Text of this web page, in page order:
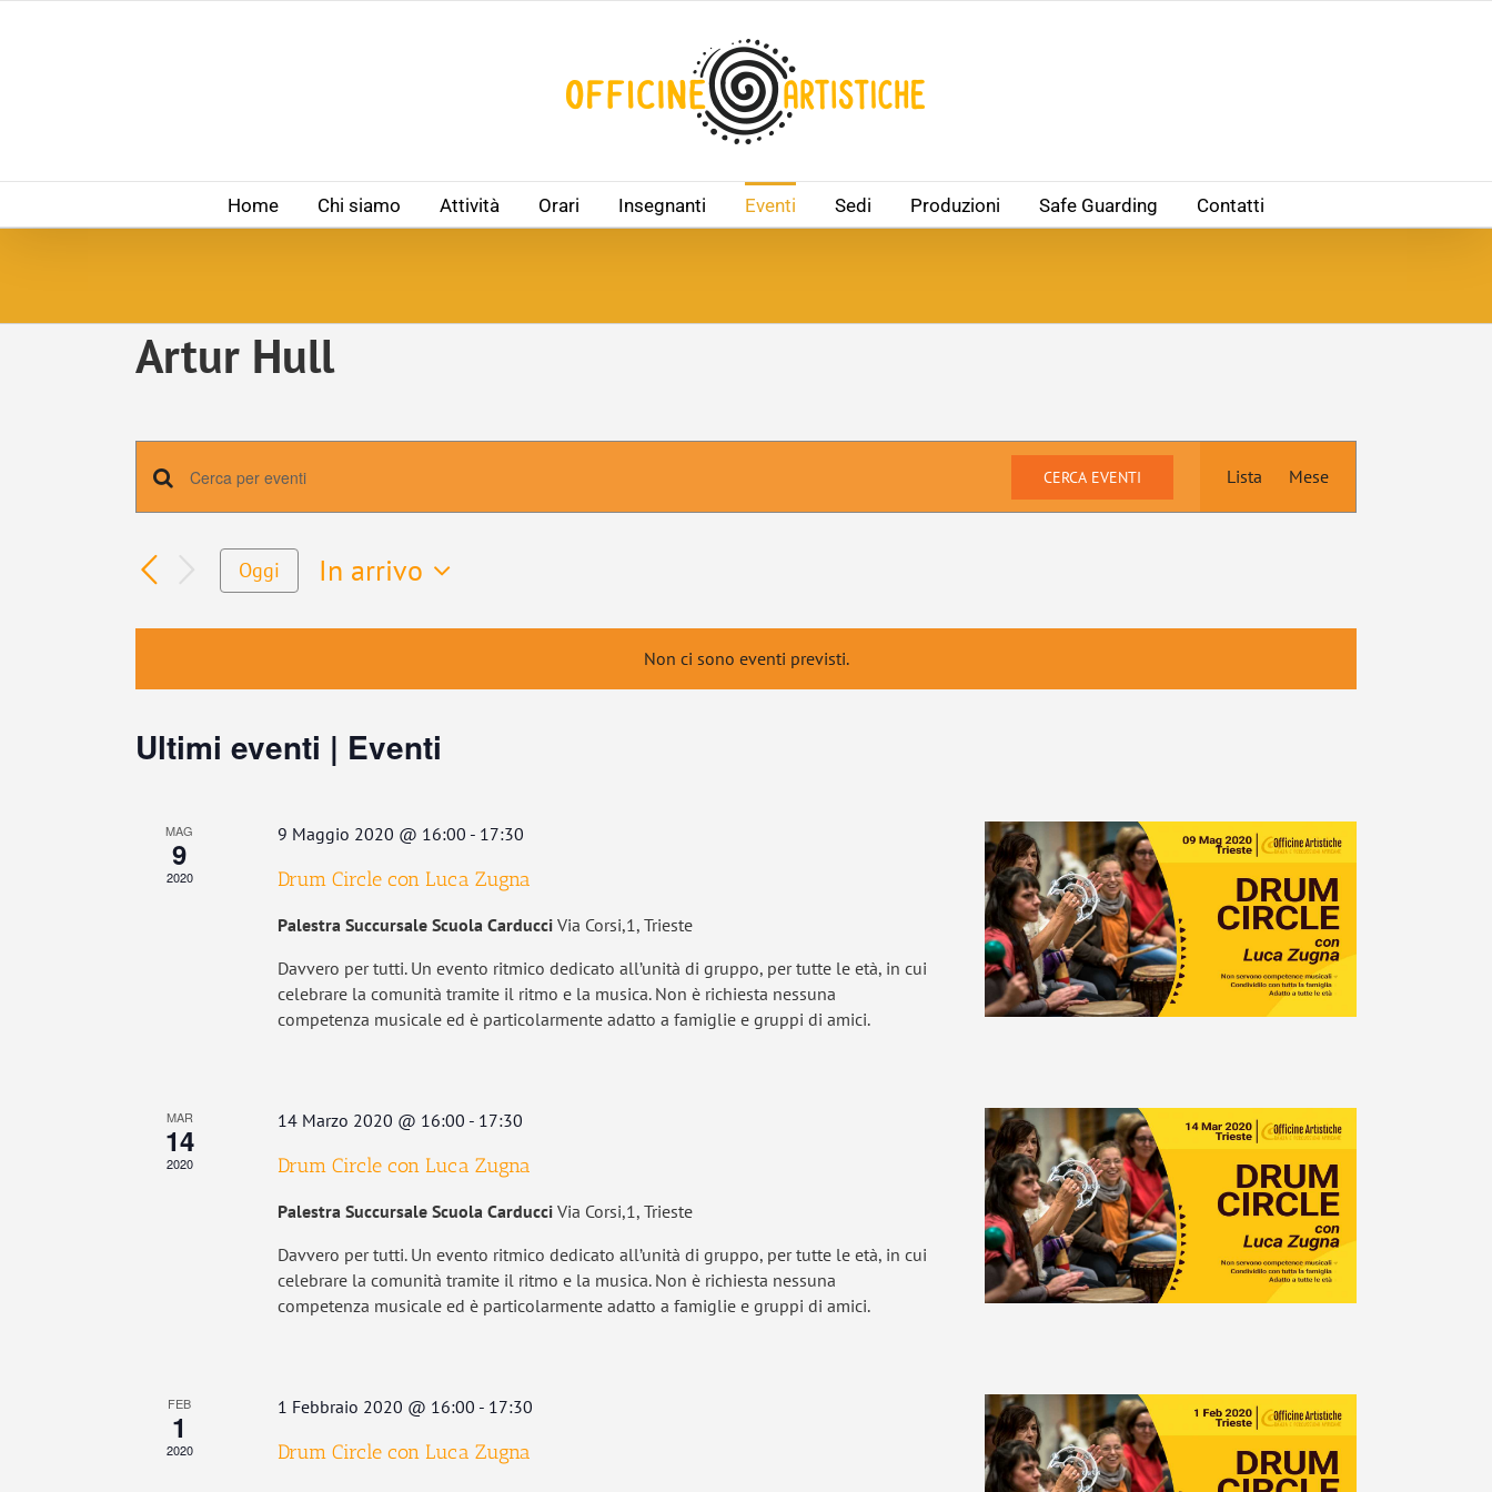
Home Chi siamo Attività Orari Insegnanti Eventi Sedi Produzioni Safe Guarding Contatti
Non ci sono eventi previsti.
Artur Hull
Eventi
Ricerca
viste
Inserisci
Parola
Cerca
Eventi
CERCA EVENTI
Viste
Lista Mese
Oggi
In arrivo
la
Ultimi eventi | Eventi
MAG
9
2020
9 Maggio 2020 @ 16:00 - 17:30
Drum Circle con Luca Zugna
Palestra Succursale Scuola Carducci Via Corsi,1, Trieste
Davvero per tutti. Un evento ritmico dedicato all’unità di gruppo, per tutte le età, in cui
celebrare la comunità tramite il ritmo e la musica. Non è richiesta nessuna
competenza musicale ed è particolarmente adatto a famiglie e gruppi di amici.
MAR
14
2020
14 Marzo 2020 @ 16:00 - 17:30
Drum Circle con Luca Zugna
Palestra Succursale Scuola Carducci Via Corsi,1, Trieste
Davvero per tutti. Un evento ritmico dedicato all’unità di gruppo, per tutte le età, in cui
celebrare la comunità tramite il ritmo e la musica. Non è richiesta nessuna
competenza musicale ed è particolarmente adatto a famiglie e gruppi di amici.
FEB
1
2020
1 Febbraio 2020 @ 16:00 - 17:30
Drum Circle con Luca Zugna